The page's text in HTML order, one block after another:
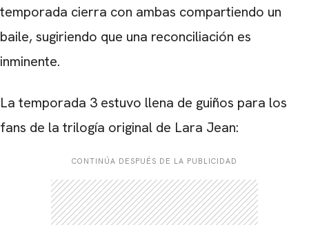
temporada cierra con ambas compartiendo un
baile, sugiriendo que una reconciliación es
inminente.
La temporada 3 estuvo llena de guiños para los
fans de la trilogía original de Lara Jean:
CONTINÚA DESPUÉS DE LA PUBLICIDAD